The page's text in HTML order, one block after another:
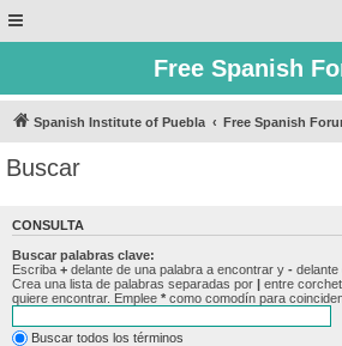
Free Spanish
Spanish Institute of Puebla Free Spanish
Buscar
CONSULTA
Buscar palabras clave:
Escriba + delante de una palabra a encontrar y - delante
Crea una lista de palabras separadas por | entre
quiere encontrar. Emplee * como comodín para
Buscar todos los términos